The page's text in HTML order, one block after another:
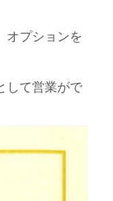
オプションを
して営業がで